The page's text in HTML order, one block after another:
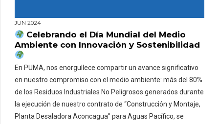
JUN 2024
Celebrando el Día Mundial del Medio
Ambiente con Innovación y Sostenibilidad
En PUMA, nos enorgullece compartir un avance significativo
en nuestro compromiso con el medio ambiente: más del 80%
de los Residuos Industriales No Peligrosos generados durante
la ejecución de nuestro contrato de “Construcción y Montaje,
Planta Desaladora Aconcagua” para Aguas Pacífico, se